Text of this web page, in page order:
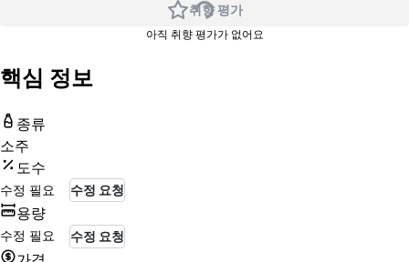
취향 평가
아직 취향 평가가 없어요
핵심 정보
종류
소주
도수
수정 필요 수정 요청
용량
수정 필요 수정 요청